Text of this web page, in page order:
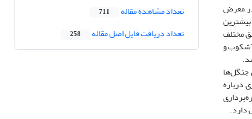
دارای قطر کمتر از ۳۵ سانتی‌متر بیشتر در معرض
بیشترین
مختلف
و
جنگل‌ها
درباره
دارد.
تعداد مشاهده مقاله 711
تعداد دریافت فایل اصل مقاله 258